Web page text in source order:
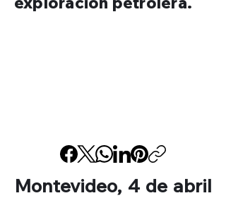
Montevideo, 4 de abril